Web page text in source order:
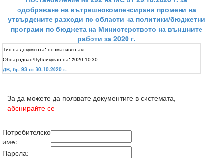
одобряване на вътрешнокомпенсирани промени на
утвърдените разходи по области на политики/бюджетни
програми по бюджета на Министерството на външните
работи за 2020 г.
Тип на документа: нормативен акт
Обнародван/Публикуван на: 2020-10-30
ДВ, бр. 93 от 30.10.2020 г.
За да можете да ползвате документите в системата,
абонирайте се
Потребителско
име:
Парола: